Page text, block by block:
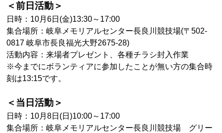
＜前日活動＞
日時：10月6日(金)13:30～17:00
集合場所：岐阜メモリアルセンター長良川競技場(〒502-
0817岐阜市長良福光大野2675-28)
活動内容：来場者プレゼント、各種チラシ封入作業
※今までにボランティアに参加したことが無い方の集合時
刻は13:15です。
＜当日活動＞
日時：10月8日(日)10:00～17:00
集合場所：岐阜メモリアルセンター長良川競技場 グリー